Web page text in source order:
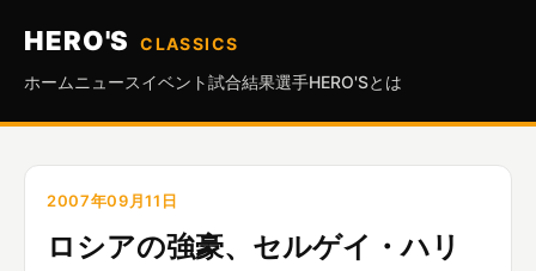
HERO'S
CLASSICS
ホーム ニュースイベント試合結果選手HERO'Sとは
2007年09月11日
ロシアの強豪、セルゲイ・ハリ